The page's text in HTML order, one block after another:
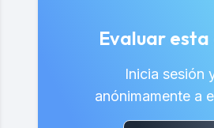
Evaluar
Inicia sesión
anónimamente a